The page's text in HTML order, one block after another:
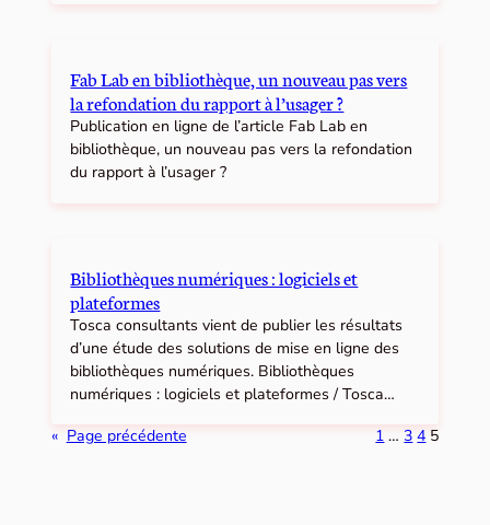
Fab Lab en bibliothèque, un nouveau pas vers
la refondation du rapport à l’usager ?
Publication en ligne de l’article Fab Lab en
bibliothèque, un nouveau pas vers la refondation
du rapport à l’usager ?
Bibliothèques numériques : logiciels et
plateformes
Tosca consultants vient de publier les résultats
d’une étude des solutions de mise en ligne des
bibliothèques numériques. Bibliothèques
numériques : logiciels et plateformes / Tosca…
« Page précédente 1 … 3 4 5